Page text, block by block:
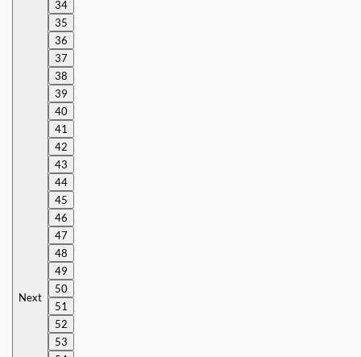
Next
34
35
36
37
38
39
40
41
42
43
44
45
46
47
48
49
50
51
52
53